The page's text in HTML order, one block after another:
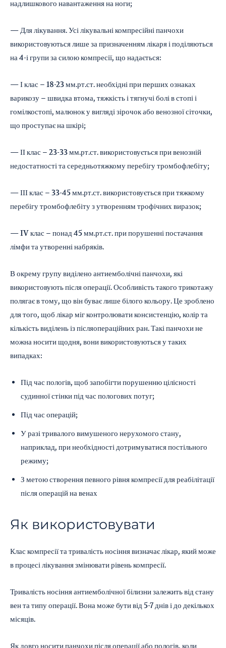
надлишкового навантаження на ноги;
— Для лікування. Усі лікувальні компресійні панчохи
використовуються лише за призначенням лікаря і поділяються
на 4-і групи за силою компресії, що надається:
— І клас – 18-23 мм.рт.ст. необхідні при перших ознаках
варикозу – швидка втома, тяжкість і тягнучі болі в стопі і
гомілкостопі, малюнок у вигляді зірочок або венозної сіточки,
що проступає на шкірі;
— ІІ клас – 23-33 мм.рт.ст. використовується при венозній
недостатності та середньотяжкому перебігу тромбофлебіту;
— ІІІ клас – 33-45 мм.рт.ст. використовується при тяжкому
перебігу тромбофлебіту з утворенням трофічних виразок;
— IV клас – понад 45 мм.рт.ст. при порушенні постачання
лімфи та утворенні набряків.
В окрему групу виділено антиемболічні панчохи, які
використовують після операції. Особливість такого трикотажу
полягає в тому, що він буває лише білого кольору. Це зроблено
для того, щоб лікар міг контролювати консистенцію, колір та
кількість виділень із післяопераційних ран. Такі панчохи не
можна носити щодня, вони використовуються у таких
випадках:
Під час пологів, щоб запобігти порушенню цілісності
судинної стінки під час пологових потуг;
Під час операцій;
У разі тривалого вимушеного нерухомого стану,
наприклад, при необхідності дотримуватися постільного
режиму;
З метою створення певного рівня компресії для реабілітації
після операцій на венах
Як використовувати
Клас компресії та тривалість носіння визначає лікар, який може
в процесі лікування змінювати рівень компресії.
Тривалість носіння антиемболічної білизни залежить від стану
вен та типу операції. Вона може бути від 5-7 днів і до декількох
місяців.
Як довго носити панчохи після операції або пологів, коли